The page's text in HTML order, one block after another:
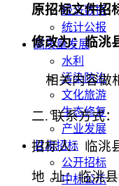
经济数据
统计公报
高质量发展
水利
污染防治
文化旅游
生态修复
产业发展
甘肃招标
公开招标
中标公示
原招标文件招
修改为：临洮
相关内容做
二. 联系方式：
招标人：临洮
地 址：临洮